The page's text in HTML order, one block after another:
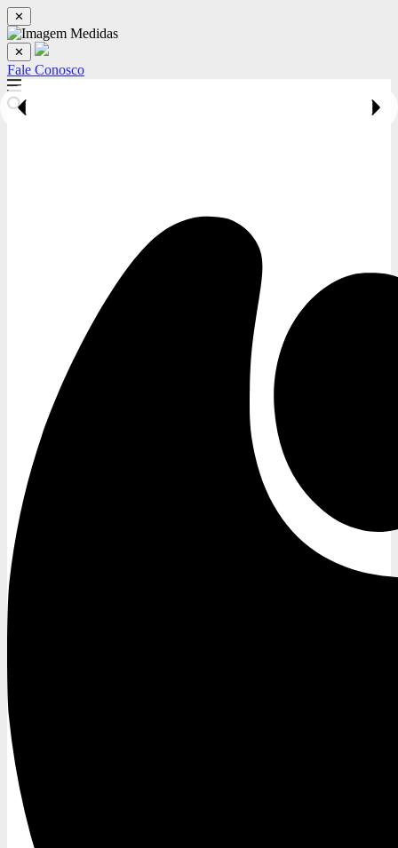
✕
✕
Fale Conosco